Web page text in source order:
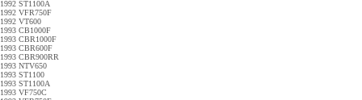
1992 ST1100A
1992 VFR750F
1992 VT600
1993 CB1000F
1993 CBR1000F
1993 CBR600F
1993 CBR900RR
1993 NTV650
1993 ST1100
1993 ST1100A
1993 VF750C